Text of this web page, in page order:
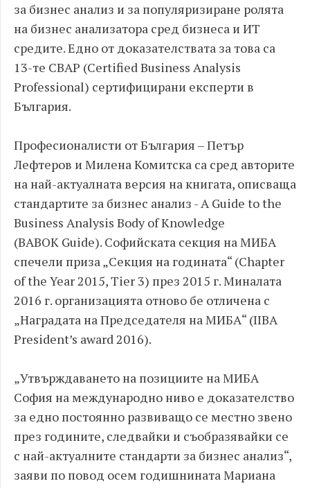
за бизнес анализ и за популяризиране ролята
на бизнес анализатора сред бизнеса и ИТ
средите. Едно от доказателствата за това са
13-те CBAP (Certified Business Analysis
Professional) сертифицирани експерти в
България.
Професионалисти от България – Петър
Лефтеров и Милена Комитска са сред авторите
на най-актуалната версия на книгата, описваща
стандартите за бизнес анализ - A Guide to the
Business Analysis Body of Knowledge
(BABOK Guide). Софийската секция на МИБА
спечели приза „Секция на годината“ (Chapter
of the Year 2015, Tier 3) през 2015 г. Миналата
2016 г. организацията отново бе отличена с
„Наградата на Председателя на МИБА“ (IIBA
President’s award 2016).
„Утвърждаването на позициите на МИБА
София на международно ниво е доказателство
за едно постоянно развиващо се местно звено
през годините, следвайки и съобразявайки се
с най-актуалните стандарти за бизнес анализ“,
заяви по повод осем годишнината Мариана